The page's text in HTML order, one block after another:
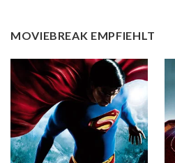
MOVIEBREAK EMPFIEHLT